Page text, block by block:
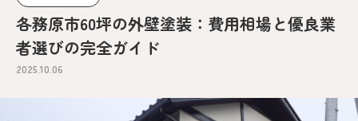
各務原市60坪の外壁塗装：費用相場と優良業
者選びの完全ガイド
2025.10.06